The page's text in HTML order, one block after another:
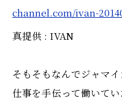
channel.com/ivan-
真提供 : IVAN
そもそもなんでジャマ
仕事を手伝って働いて